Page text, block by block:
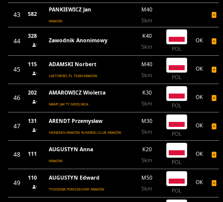
43 582
PANKIEWICZ Jan
KRAKÓW
M40
5km
44
328
Zawodnik Anonimowy
K40
5km
POL
OK
45
115 ADAMSKI Norbert
LASTOWIEC.PL TEAM KRAKOW
M40
5km
POL
OK
46
202 AMAROWICZ Wioletta
MAMY JAK TY MODLNICA
K30
5km
POL
OK
47
131 ARENDT Przemysław
HEINEKEN KRAKÓW RUNNING CLUB KRAKÓW
M30
5km
POL
OK
48 111
AUGUSTYN Anna
KRAKÓW
K20
5km
POL
OK
49
110 AUGUSTYN Edward
TYGODNIK POWSZECHNY KRAKÓW
M50
5km
POL
OK